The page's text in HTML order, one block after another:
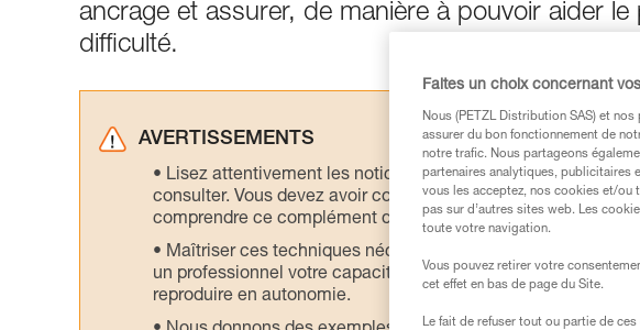
ancrage et assurer, de manière à pouvoir aider le
difficulté.
AVERTISSEMENTS
Lisez attentivement les notices techniques des produits
consulter. Vous devez avoir compris les informations de la
comprendre ce complément d’informations.
Maîtriser ces techniques nécessite une formation et un
un professionnel votre capacité à refaire la manipulation,
reproduire en autonomie.
Faites un choix concernant
Nous (PETZL Distribution SAS) et
assurer du bon fonctionnement de
notre trafic. Nous partageons
partenaires analytiques, publicitaires
vous les acceptez, nos cookies et/ou
pas sur d’autres sites web. Les
toute votre navigation.
Vous pouvez retirer votre
cet effet en bas de page du Site.
Le fait de refuser tout ou partie de